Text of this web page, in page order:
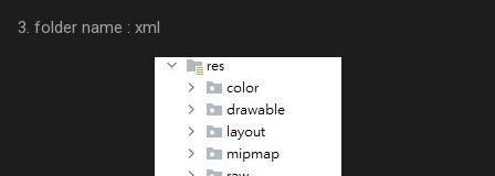
3. folder name : xml